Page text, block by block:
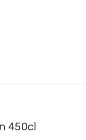
450cl